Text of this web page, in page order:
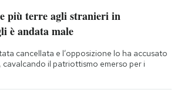
più terre agli stranieri in
è andata male
cancellata e l’opposizione lo ha accusato
cavalcando il patriottismo emerso per i